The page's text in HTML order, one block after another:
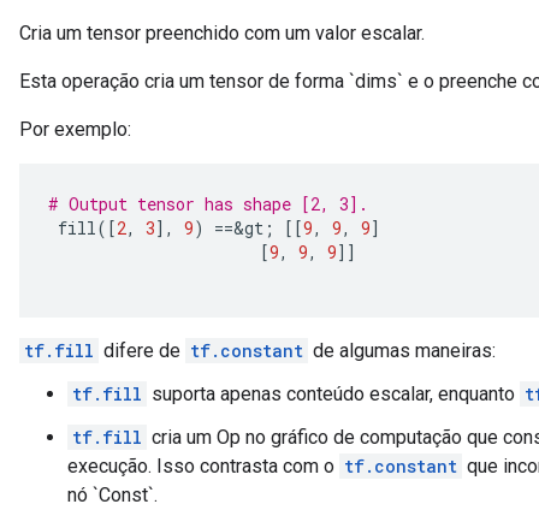
Cria um tensor preenchido com um valor escalar.
Esta operação cria um tensor de forma `dims` e o preenche
Por exemplo:
# Output tensor has shape [2, 3].
fill([2, 3], 9) ==&gt ; [[9, 9, 9]
[9, 9, 9]]
tf.fill difere de tf.constant de algumas maneiras:
tf.fill suporta apenas conteúdo escalar, enquanto
tf.fill cria um Op no gráfico de computação que
execução. Isso contrasta com o tf.constant que
nó `Const`.